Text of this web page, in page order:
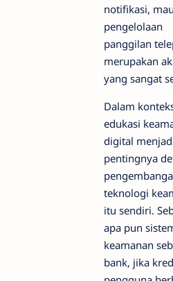
notifikasi,
pengelolaan
panggilan
merupakan
yang sangat
Dalam
edukasi
digital
pentingnya
teknologi
itu sendiri.
apa pun
keamanan
bank, jika